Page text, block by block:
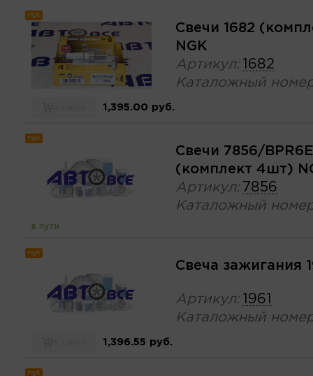
ngk
Свечи 1682
NGK
Артикул: 1682
Каталожный
1,395.00 руб.
ngk
Свечи 7856/
(комплект 4шт)
Артикул: 7856
Каталожный
в пути
ngk
Свеча зажигания
Артикул: 1961
Каталожный
1,396.55 руб.
ngk